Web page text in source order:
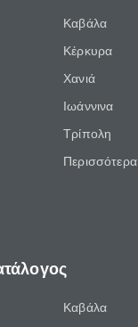
Καβάλα
Κέρκυρα
Χανιά
Ιωάννινα
Τρίπολη
Περισσότερα
Καβάλα